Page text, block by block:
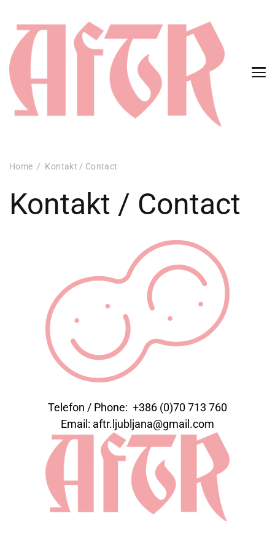
Home Kontakt / Contact
Kontakt / Contact
Telefon / Phone: +386 (0)70 713 760
Email: aftr.ljubljana@gmail.com